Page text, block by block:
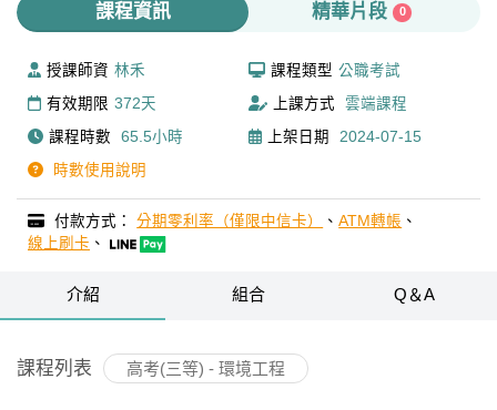
課程資訊 精華片段 0
授課師資 林禾 課程類型 公職考試
有效期限 372天 上課方式
雲端課程
課程時數
65.5小時 上架日期
2024-07-15
時數使用說明
付款方式：分期零利率（僅限中信卡） 、ATM轉帳 、
線上刷卡 、
介紹 組合 Q＆A
課程列表 高考(三等) - 環境工程